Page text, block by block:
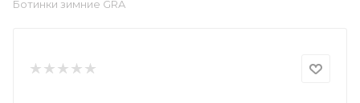
Ботинки зимние GRA